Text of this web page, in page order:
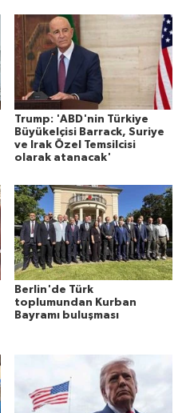
Trump: 'ABD'nin Türkiye
Büyükelçisi Barrack, Suriye
ve Irak Özel Temsilcisi
olarak atanacak'
Berlin'de Türk
toplumundan Kurban
Bayramı buluşması